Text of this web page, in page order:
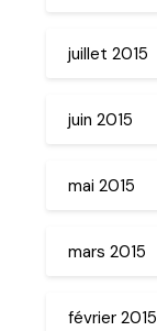
juillet 2015
juin 2015
mai 2015
mars 2015
février 2015